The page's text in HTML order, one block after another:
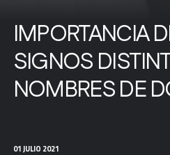
IMPORTANCIA
SIGNOS
NOMBRES DE
01 JULIO 2021